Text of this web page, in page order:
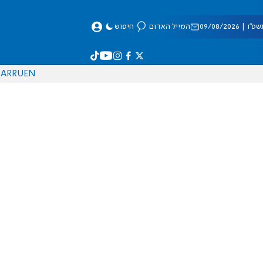
08/2026 המייל האדום חיפוש
EN
RU
AR